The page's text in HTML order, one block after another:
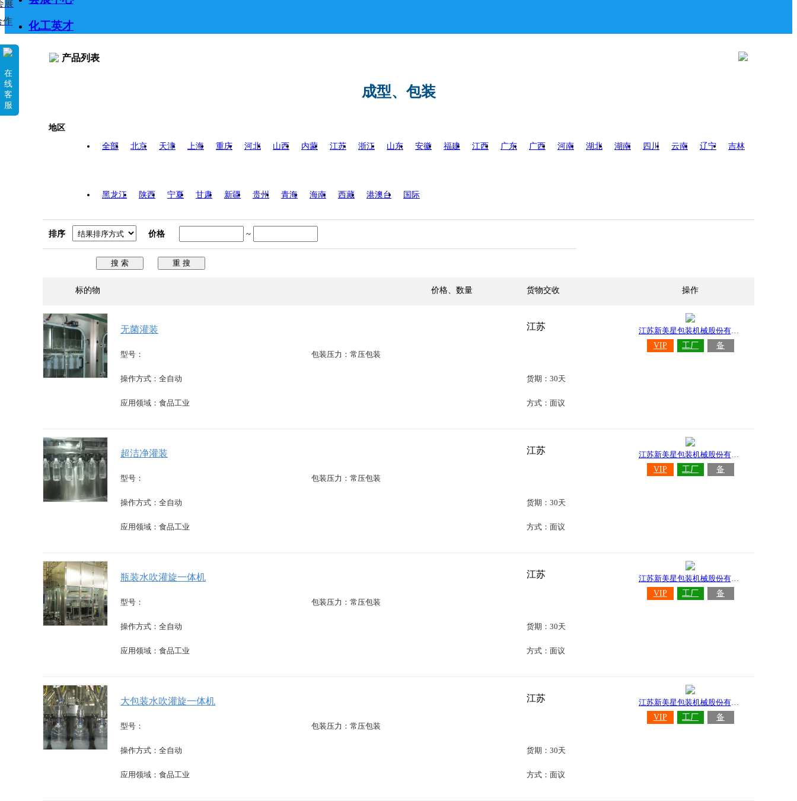
化工英才
展
作
在
线
客
服
产品列表
成型、包装
地区
全部 北京 天津 上海 重庆 河北 山西 内蒙 江苏 浙江 山东 安徽 福建 江西 广东 广西 河南 湖北 湖南 四川 云南 辽宁 吉林
黑龙江 陕西 宁夏 甘肃 新疆 贵州 青海 海南 西藏 港澳台 国际
排序 价格 ~
标的物 价格、数量 货物交收 操作
无菌灌装
型号：
操作方式：全自动
应用领域：食品工业
包装压力：常压包装
江苏
货期：30天
方式：面议
江苏新美星包装机械股份有限公司
VIP
工厂 备
超洁净灌装
型号：
操作方式：全自动
应用领域：食品工业
包装压力：常压包装
江苏
货期：30天
方式：面议
江苏新美星包装机械股份有限公司
VIP
工厂 备
瓶装水吹灌旋一体机
型号：
操作方式：全自动
应用领域：食品工业
包装压力：常压包装
江苏
货期：30天
方式：面议
江苏新美星包装机械股份有限公司
VIP
工厂 备
大包装水吹灌旋一体机
型号：
操作方式：全自动
应用领域：食品工业
包装压力：常压包装
江苏
货期：30天
方式：面议
江苏新美星包装机械股份有限公司
VIP
工厂 备